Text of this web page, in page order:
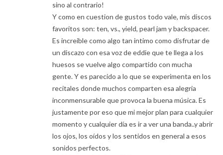
sino al contrario!
Y como en cuestion de gustos todo vale, mis discos
favoritos son: ten, vs., yield, pearl jam y backspacer.
Es increible como algo tan intimo como disfrutar de
un discazo con esa voz de eddie que te llega a los
huesos se vuelve algo compartido con mucha
gente. Y es parecido a lo que se experimenta en los
recitales donde muchos comparten esa alegria
inconmensurable que provoca la buena música. Es
justamente por eso que mi mejor plan para cualquier
momento y cualquier día es ir a ver una banda..y abrir
los ojos, los oídos y los sentidos en general a esos
sonidos perfectos.